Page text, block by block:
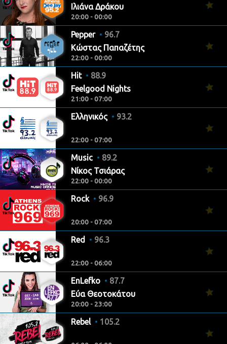
Ιλιάνα Δράκου
20:00 - 00:00
Pepper
96.7
Κώστας Παπαζέτης
22:00 - 00:00
Hit
88.9
Feelgood Nights
21:00 - 07:00
Ελληνικός 93.2
22:00 - 07:00
Music
89.2
Νίκος Τσιάρας
22:00 - 00:00
Rock 96.9
20:00 - 07:00
Red 96.3
22:00 - 06:00
EnLefko
87.7
Εύα Θεοτοκάτου
20:00 - 23:00
Rebel 105.2